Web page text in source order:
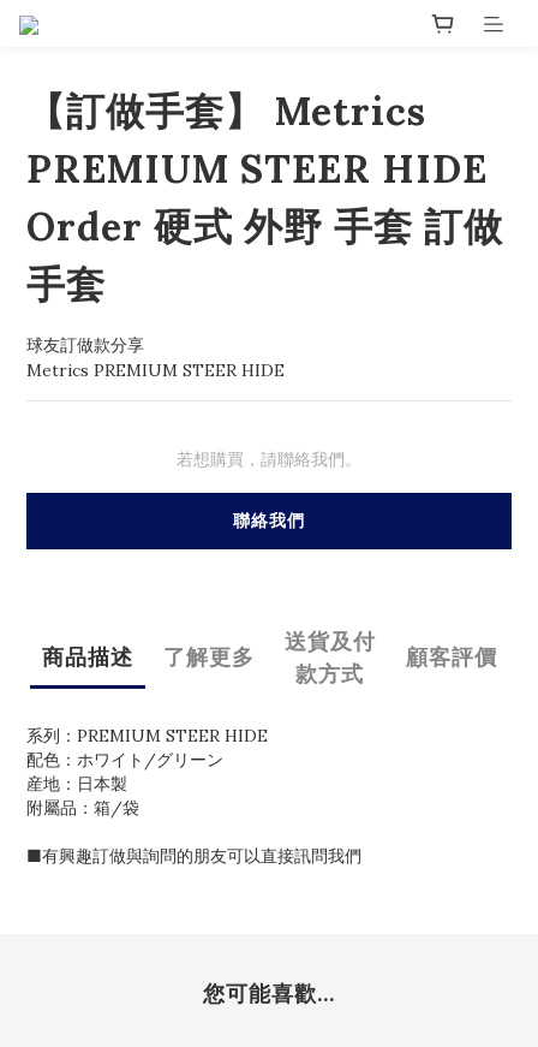
【訂做手套】 Metrics
PREMIUM STEER HIDE
Order 硬式 外野 手套 訂做
手套
球友訂做款分享
Metrics PREMIUM STEER HIDE
若想購買，請聯絡我們。
聯絡我們
商品描述 了解更多
送貨及付
款方式
顧客評價
系列：PREMIUM STEER HIDE
配色：ホワイト/グリーン
産地：日本製
附屬品：箱/袋
■有興趣訂做與詢問的朋友可以直接訊問我們
您可能喜歡...